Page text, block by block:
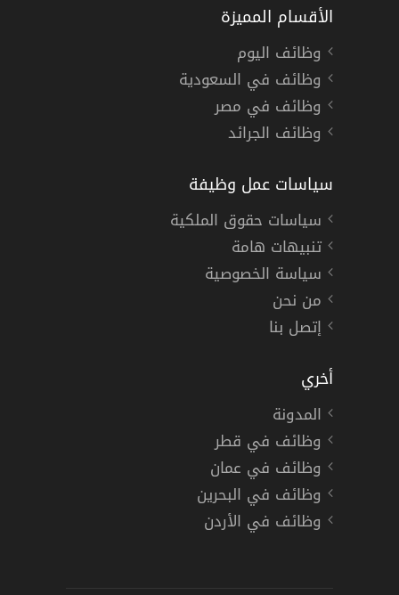
الأقسام المميزة
وظائف اليوم
وظائف في السعودية
وظائف في مصر
وظائف الجرائد
سياسات عمل وظيفة
سياسات حقوق الملكية
تنبيهات هامة
سياسة الخصوصية
من نحن
إتصل بنا
أخري
المدونة
وظائف في قطر
وظائف في عمان
وظائف في البحرين
وظائف في الأردن